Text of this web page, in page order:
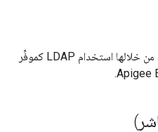
يوضِّح هذا القسم الآليات التي يمكنك من خلالها استخدام LDAP كموفِّر